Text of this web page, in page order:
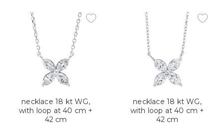
necklace 18 kt WG,
with loop at 40 cm +
42 cm
necklace 18 kt WG,
with loop at 40 cm +
42 cm